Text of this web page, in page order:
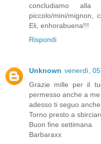
concludiamo
piccolo/mini/mignon,
Eli, enhorabuena!!!
Rispondi
Unknown venerdì,
Grazie mille per il
permesso anche a
adesso ti seguo
Torno presto a
Buon fine settimana
Barbaraxx